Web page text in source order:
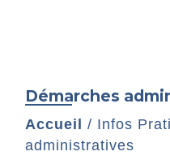
Démarches
Accueil / Infos
administratives